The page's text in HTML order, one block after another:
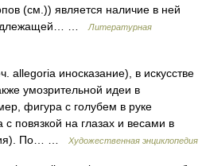
(см.)) является наличие в ней
…
Литературная
иносказание), в искусстве
умозрительной идеи в
фигура с голубем в руке
повязкой на глазах и весами в
По… …
Художественная энциклопедия